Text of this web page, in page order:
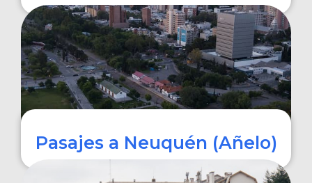
COMPRAR
Pasajes a Neuquén (Añelo)